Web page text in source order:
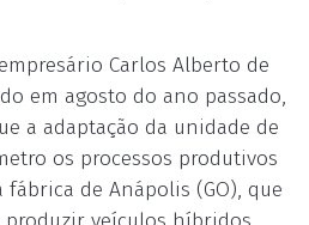
Carlos Alberto de
em agosto do ano passado,
a adaptação da unidade de
os processos produtivos
de Anápolis (GO), que